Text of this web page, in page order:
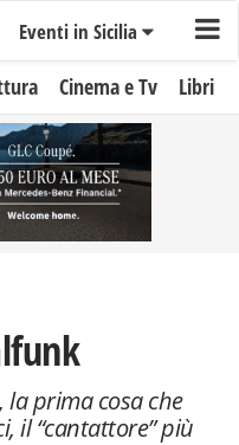
Eventi in Sicilia
Cinema e Tv Libri
prima cosa che
il “cantattore” più